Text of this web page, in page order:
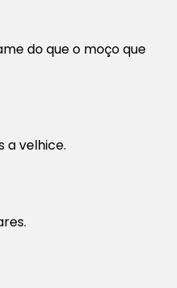
do que o moço que
a velhice.